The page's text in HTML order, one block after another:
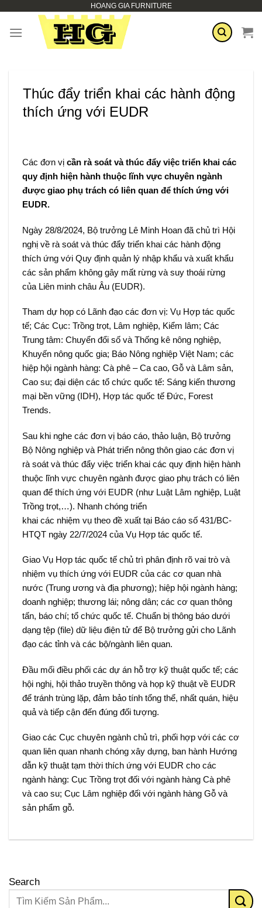
content
HOANG GIA FURNITURE
Thúc đẩy triển khai các hành động
thích ứng với EUDR
Các đơn vị cần rà soát và thúc đẩy việc triển khai các
quy định hiện hành thuộc lĩnh vực chuyên ngành
được giao phụ trách có liên quan để thích ứng với
EUDR.
Ngày 28/8/2024, Bộ trưởng Lê Minh Hoan đã chủ trì Hội
nghị về rà soát và thúc đẩy triển khai các hành động
thích ứng với Quy định quản lý nhập khẩu và xuất khẩu
các sản phẩm không gây mất rừng và suy thoái rừng
của Liên minh châu Âu (EUDR).
Tham dự họp có Lãnh đạo các đơn vị: Vụ Hợp tác quốc
tế; Các Cục: Trồng trọt, Lâm nghiệp, Kiểm lâm; Các
Trung tâm: Chuyển đổi số và Thống kê nông nghiệp,
Khuyến nông quốc gia; Báo Nông nghiệp Việt Nam; các
hiệp hội ngành hàng: Cà phê – Ca cao, Gỗ và Lâm sản,
Cao su; đại diện các tổ chức quốc tế: Sáng kiến thương
mại bền vững (IDH), Hợp tác quốc tế Đức, Forest
Trends.
Sau khi nghe các đơn vị báo cáo, thảo luận, Bộ trưởng
Bộ Nông nghiệp và Phát triển nông thôn giao các đơn vị
rà soát và thúc đẩy việc triển khai các quy định hiện hành
thuộc lĩnh vực chuyên ngành được giao phụ trách có liên
quan để thích ứng với EUDR (như Luật Lâm nghiệp, Luật
Trồng trọt,…). Nhanh chóng triển
khai các nhiệm vụ theo đề xuất tại Báo cáo số 431/BC-
HTQT ngày 22/7/2024 của Vụ Hợp tác quốc tế.
Giao Vụ Hợp tác quốc tế chủ trì phân định rõ vai trò và
nhiệm vụ thích ứng với EUDR của các cơ quan nhà
nước (Trung ương và địa phương); hiệp hội ngành hàng;
doanh nghiệp; thương lái; nông dân; các cơ quan thông
tấn, báo chí; tổ chức quốc tế. Chuẩn bị thông báo dưới
dạng tệp (file) dữ liệu điện tử để Bộ trưởng gửi cho Lãnh
đạo các tỉnh và các bộ/ngành liên quan.
Đầu mối điều phối các dự án hỗ trợ kỹ thuật quốc tế; các
hội nghị, hội thảo truyền thông và họp kỹ thuật về EUDR
để tránh trùng lặp, đảm bảo tính tổng thể, nhất quán, hiệu
quả và tiếp cận đến đúng đối tượng.
Giao các Cục chuyên ngành chủ trì, phối hợp với các cơ
quan liên quan nhanh chóng xây dựng, ban hành Hướng
dẫn kỹ thuật tạm thời thích ứng với EUDR cho các
ngành hàng: Cục Trồng trọt đối với ngành hàng Cà phê
và cao su; Cục Lâm nghiệp đối với ngành hàng Gỗ và
sản phẩm gỗ.
Search